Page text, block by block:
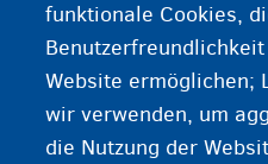
verdient. Der
wird als Bruttolohn
dem Abzug der
bezeichnet.
funktionale Cookies,
Website ermöglichen;
wir verwenden, um
die Nutzung der